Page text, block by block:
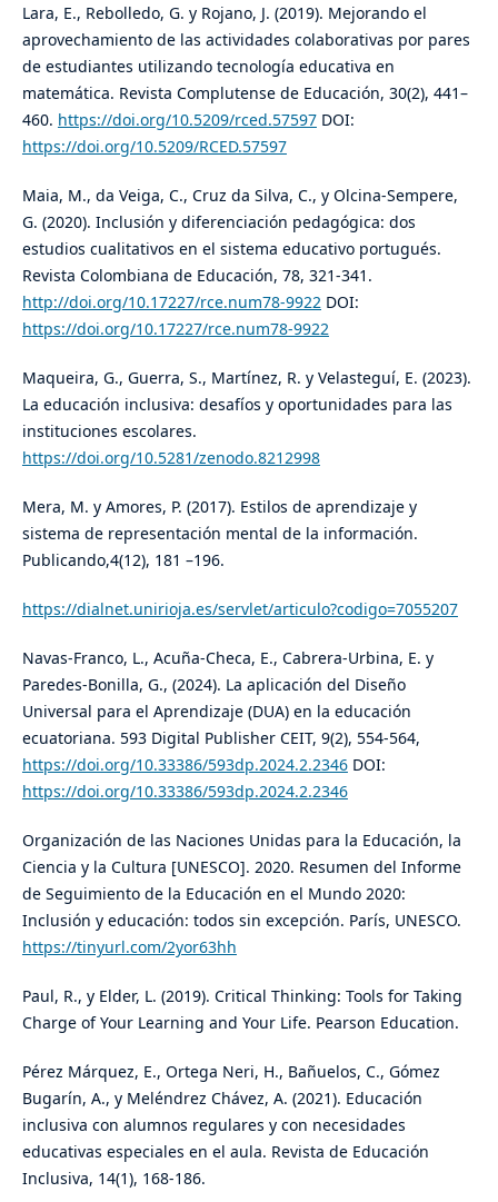
Lara, E., Rebolledo, G. y Rojano, J. (2019). Mejorando el
aprovechamiento de las actividades colaborativas por pares
de estudiantes utilizando tecnología educativa en
matemática. Revista Complutense de Educación, 30(2), 441–
460. https://doi.org/10.5209/rced.57597DOI:
https://doi.org/10.5209/RCED.57597
Maia, M., da Veiga, C., Cruz da Silva, C., y Olcina-Sempere,
G. (2020). Inclusión y diferenciación pedagógica: dos
estudios cualitativos en el sistema educativo portugués.
Revista Colombiana de Educación, 78, 321-341.
http://doi.org/10.17227/rce.num78-9922 DOI:
https://doi.org/10.17227/rce.num78-9922
Maqueira, G., Guerra, S., Martínez, R. y Velasteguí, E. (2023).
La educación inclusiva: desafíos y oportunidades para las
instituciones escolares.
https://doi.org/10.5281/zenodo.8212998
Mera, M. y Amores, P. (2017). Estilos de aprendizaje y
sistema de representación mental de la información.
Publicando,4(12), 181 –196.
https://dialnet.unirioja.es/servlet/articulo?codigo=7055207
Navas-Franco, L., Acuña-Checa, E., Cabrera-Urbina, E. y
Paredes-Bonilla, G., (2024). La aplicación del Diseño
Universal para el Aprendizaje (DUA) en la educación
ecuatoriana. 593 Digital Publisher CEIT, 9(2), 554-564,
https://doi.org/10.33386/593dp.2024.2.2346DOI:
https://doi.org/10.33386/593dp.2024.2.2346
Organización de las Naciones Unidas para la Educación, la
Ciencia y la Cultura [UNESCO]. 2020. Resumen del Informe
de Seguimiento de la Educación en el Mundo 2020:
Inclusión y educación: todos sin excepción. París, UNESCO.
https://tinyurl.com/2yor63hh
Paul, R., y Elder, L. (2019). Critical Thinking: Tools for Taking
Charge of Your Learning and Your Life. Pearson Education.
Pérez Márquez, E., Ortega Neri, H., Bañuelos, C., Gómez
Bugarín, A., y Meléndrez Chávez, A. (2021). Educación
inclusiva con alumnos regulares y con necesidades
educativas especiales en el aula. Revista de Educación
Inclusiva, 14(1), 168-186.